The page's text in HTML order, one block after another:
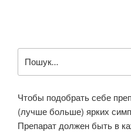
за
Чтобы подобрать себе
(лучше больше) ярких
Препарат должен быть в